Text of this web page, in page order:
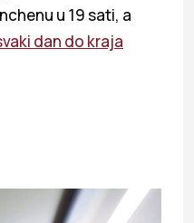
u 19 sati, a
dan do kraja